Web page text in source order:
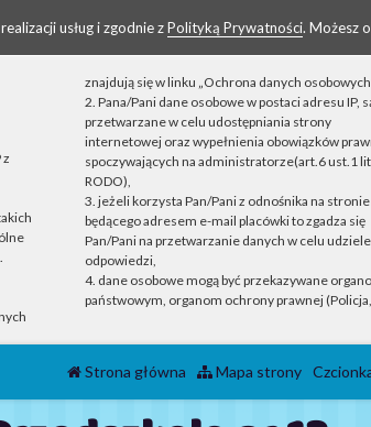
usług i zgodnie zPolityką Prywatności. Możesz
znajdują się w linku „Ochrona danych
2. Pana/Pani dane osobowe w postaci adresu IP,
przetwarzane w celu udostępniania strony
internetowej oraz wypełnienia obowiązków
spoczywających na administratorze(art.6 ust.1
RODO),
3. jeżeli korzysta Pan/Pani z odnośnika na stronie
będącego adresem e-mail placówki to zgadza się
Pan/Pani na przetwarzanie danych w celu
odpowiedzi,
4. dane osobowe mogą być przekazywane
państwowym, organom ochrony prawnej (Policja,
Strona główna Mapa strony